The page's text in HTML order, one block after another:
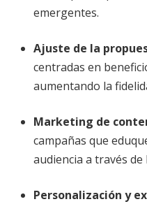
emergentes.
Ajuste de la
centradas en
aumentando la
Marketing de
campañas que
audiencia a través de
Personalización y